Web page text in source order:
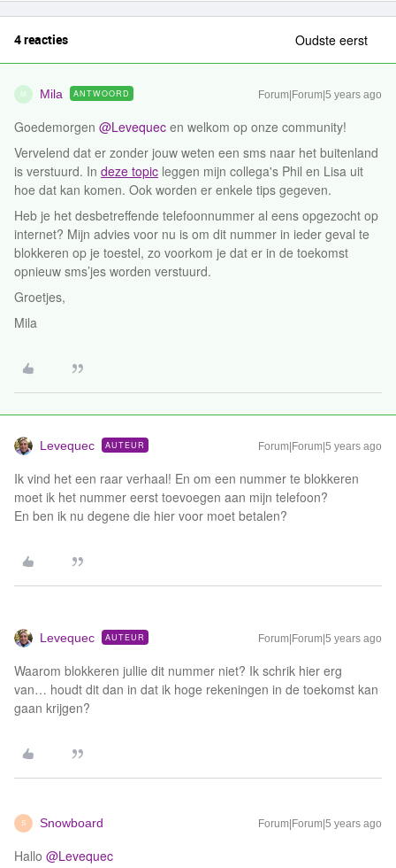
4 reacties Oudste eerst
M Mila ANTWOORD Forum|Forum|5 years ago
Goedemorgen @Levequec en welkom op onze community!
Vervelend dat er zonder jouw weten een sms naar het buitenland
is verstuurd. In deze topic leggen mijn collega's Phil en Lisa uit
hoe dat kan komen. Ook worden er enkele tips gegeven.
Heb je het desbetreffende telefoonnummer al eens opgezocht op
internet? Mijn advies voor nu is om dit nummer in ieder geval te
blokkeren op je toestel, zo voorkom je dat er in de toekomst
opnieuw sms’jes worden verstuurd.
Groetjes,
Mila
Levequec AUTEUR Forum|Forum|5 years ago
Ik vind het een raar verhaal! En om een nummer te blokkeren
moet ik het nummer eerst toevoegen aan mijn telefoon?
En ben ik nu degene die hier voor moet betalen?
Levequec AUTEUR Forum|Forum|5 years ago
Waarom blokkeren jullie dit nummer niet? Ik schrik hier erg
van… houdt dit dan in dat ik hoge rekeningen in de toekomst kan
gaan krijgen?
S Snowboard Forum|Forum|5 years ago
Hallo @Levequec